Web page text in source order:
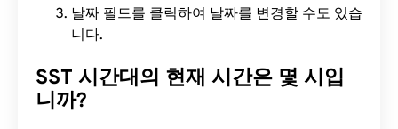
날짜 필드를 클릭하여 날짜를 변경할 수도 있습
니다.
SST 시간대의 현재 시간은 몇 시입
니까?